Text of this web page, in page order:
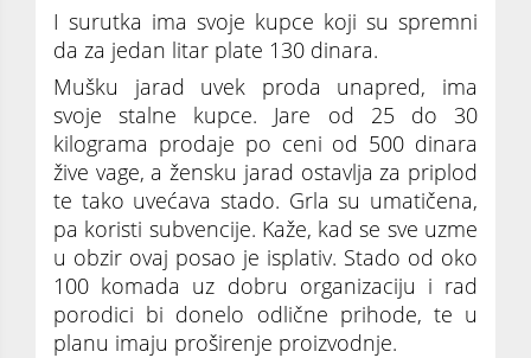
I surutka ima svoje kupce koji su spremni
da za jedan litar plate 130 dinara.
Mušku jarad uvek proda unapred, ima
svoje stalne kupce. Jare od 25 do 30
kilograma prodaje po ceni od 500 dinara
žive vage, a žensku jarad ostavlja za priplod
te tako uvećava stado. Grla su umatičena,
pa koristi subvencije. Kaže, kad se sve uzme
u obzir ovaj posao je isplativ. Stado od oko
100 komada uz dobru organizaciju i rad
porodici bi donelo odlične prihode, te u
planu imaju proširenje proizvodnje.